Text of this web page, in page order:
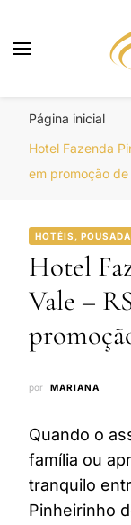
Página inicial
Hotel Fazenda
em promoção
HOTÉIS,
Hotel
Vale –
por MARIANA
Quando o
família ou
tranquilo
Pinheirinho